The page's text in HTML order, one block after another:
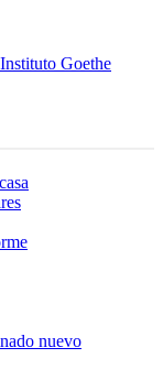
Goethe
nuevo